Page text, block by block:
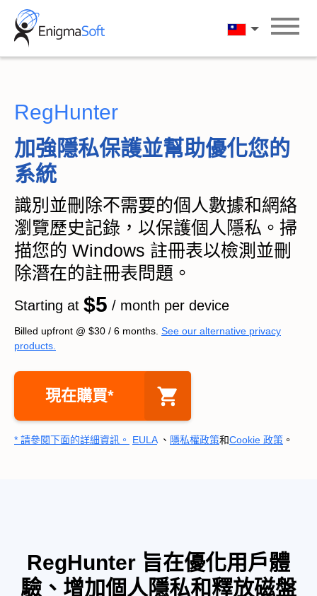
Skip
content
漢語
RegHunter
加強隱私保護並幫助優化您的
系統
識別並刪除不需要的個人數據和網絡
瀏覽歷史記錄，以保護個人隱私。掃
描您的 Windows 註冊表以檢測並刪
除潛在的註冊表問題。
Starting at $5 / month per device
Billed upfront @ $30 / 6 months. See our alternative privacy
products.
現在購買*
* 請參閱下面的詳細資訊。 EULA、 隱私權政策和Cookie 政策 。
RegHunter 旨在優化用戶體
驗、增加個人隱私和釋放磁盤